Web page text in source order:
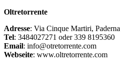
Oltretorrente
Adresse: Via Cinque Martiri, Paderna
Tel: 3484027271 oder 339 8195360
Email: info@otretorrente.com
Webseite: www.oltretorrente.com